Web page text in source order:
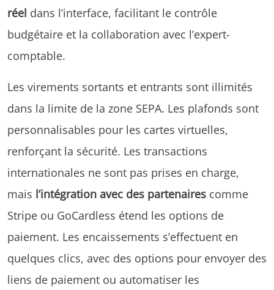
réel dans l’interface, facilitant le contrôle
budgétaire et la collaboration avec l’expert-
comptable.
Les virements sortants et entrants sont illimités
dans la limite de la zone SEPA. Les plafonds sont
personnalisables pour les cartes virtuelles,
renforçant la sécurité. Les transactions
internationales ne sont pas prises en charge,
mais l’intégration avec des partenaires comme
Stripe ou GoCardless étend les options de
paiement. Les encaissements s’effectuent en
quelques clics, avec des options pour envoyer des
liens de paiement ou automatiser les